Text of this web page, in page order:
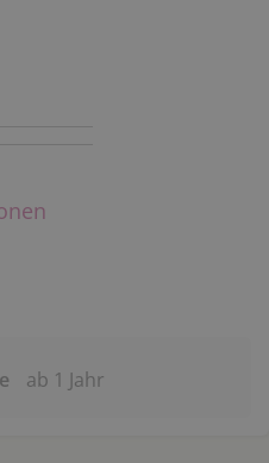
ab 1 Jahr